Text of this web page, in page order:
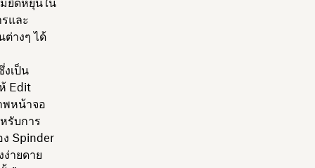
และ
ต่างๆ ได้
งเป็น
Edit
พหน้าจอ
รับการ
Spinder
ายดาย